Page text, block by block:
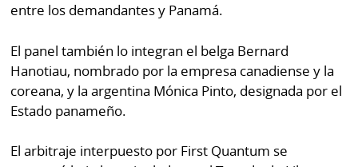
entre los demandantes y Panamá.
El panel también lo integran el belga Bernard
Hanotiau, nombrado por la empresa canadiense y la
coreana, y la argentina Mónica Pinto, designada por el
Estado panameño.
El arbitraje interpuesto por First Quantum se